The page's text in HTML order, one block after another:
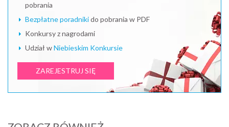
pobrania
Bezpłatne poradnikido pobrania w PDF
Konkursy z nagrodami
Udział wNiebieskim Konkursie
ZAREJESTRUJ SIĘ